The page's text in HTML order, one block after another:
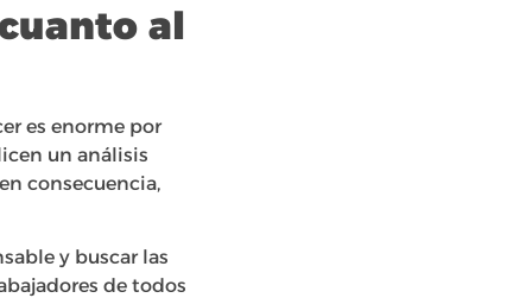
al
es enorme por
un análisis
consecuencia,
y buscar las
de todos